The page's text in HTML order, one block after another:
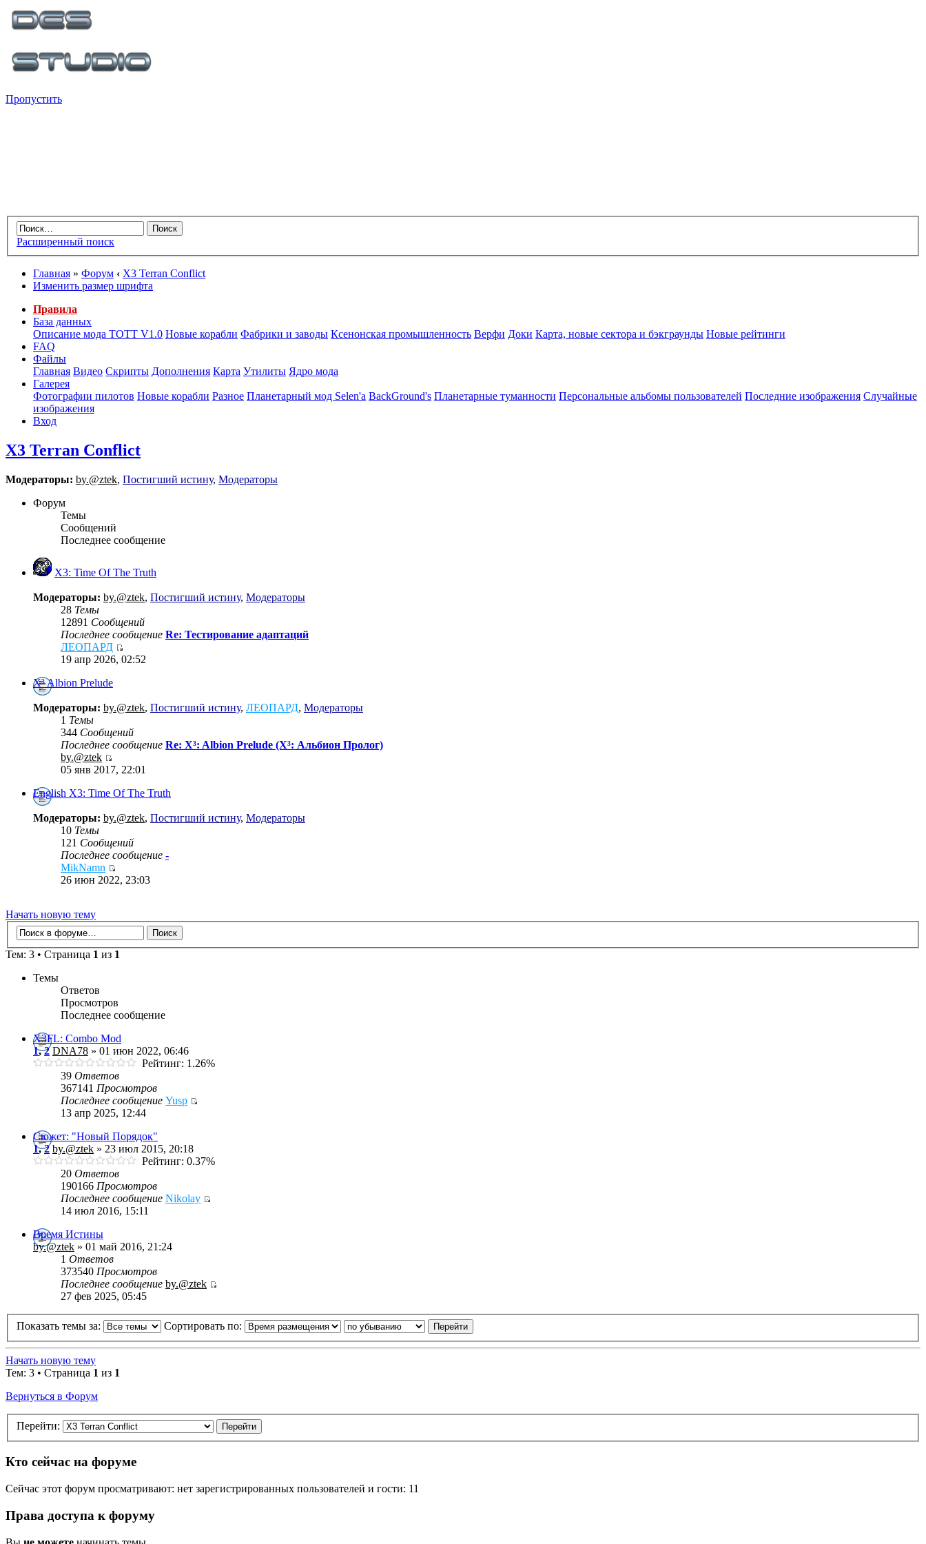
Пропустить
Расширенный поиск
Главная » Форум ‹ X3 Terran Conflict
Изменить размер шрифта
Правила
База данных
Описание мода ТОТТ V1.0 Новые корабли Фабрики и заводы Ксенонская промышленность Верфи Доки Карта, новые сектора и бэкграунды Новые рейтинги
FAQ
Файлы
Главная Видео Скрипты Дополнения Карта Утилиты Ядро мода
Галерея
Фотографии пилотов Новые корабли Разное Планетарный мод Selen'a BackGround's Планетарные туманности Персональные альбомы пользователей Последние изображения Случайные
изображения
Вход
X3 Terran Conflict
Модераторы: by.@ztek, Постигший истину, Модераторы
Форум
Темы
Сообщений
Последнее сообщение
X3: Time Of The Truth
Модераторы: by.@ztek, Постигший истину, Модераторы
28 Темы
12891 Сообщений
Последнее сообщение Re: Тестирование адаптаций
ЛЕОПАРД
19 апр 2026, 02:52
X³ Albion Prelude
Модераторы: by.@ztek, Постигший истину, ЛЕОПАРД, Модераторы
1 Темы
344 Сообщений
Последнее сообщение Re: X³: Albion Prelude (X³: Альбион Пролог)
by.@ztek
05 янв 2017, 22:01
English X3: Time Of The Truth
Модераторы: by.@ztek, Постигший истину, Модераторы
10 Темы
121 Сообщений
Последнее сообщение -
MikNamn
26 июн 2022, 23:03
Начать новую тему
Тем: 3 • Страница 1 из 1
Темы
Ответов
Просмотров
Последнее сообщение
X3FL: Combo Mod
1,2 DNA78 » 01 июн 2022, 06:46
Рейтинг: 1.26%
39 Ответов
367141 Просмотров
Последнее сообщение Yusp
13 апр 2025, 12:44
Сюжет: "Новый Порядок"
1,2 by.@ztek » 23 июл 2015, 20:18
Рейтинг: 0.37%
20 Ответов
190166 Просмотров
Последнее сообщение Nikolay
14 июл 2016, 15:11
Время Истины
by.@ztek » 01 май 2016, 21:24
1 Ответов
373540 Просмотров
Последнее сообщение by.@ztek
27 фев 2025, 05:45
Показать темы за: Сортировать по:
Начать новую тему
Тем: 3 • Страница 1 из 1
Вернуться в Форум
Перейти:
Кто сейчас на форуме
Сейчас этот форум просматривают: нет зарегистрированных пользователей и гости: 11
Права доступа к форуму